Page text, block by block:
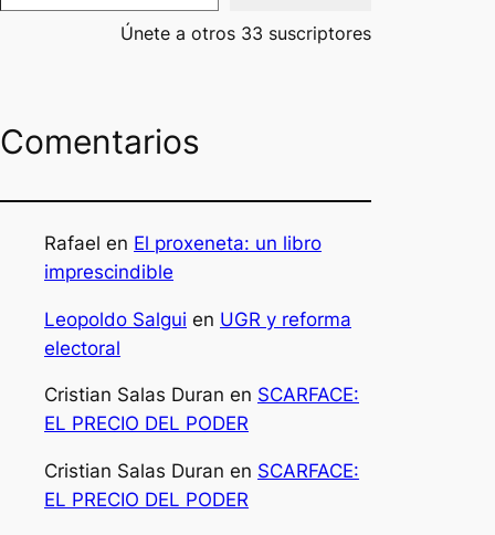
Únete a otros 33 suscriptores
Comentarios
Rafael en El proxeneta: un libro
imprescindible
Leopoldo Salgui en UGR y reforma
electoral
Cristian Salas Duran en SCARFACE:
EL PRECIO DEL PODER
Cristian Salas Duran en SCARFACE:
EL PRECIO DEL PODER